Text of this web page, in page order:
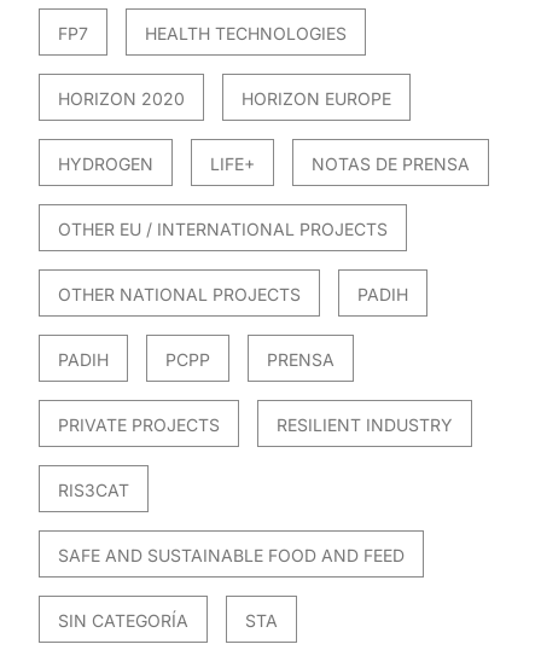
FP7 HEALTH TECHNOLOGIES
HORIZON 2020 HORIZON EUROPE
HYDROGEN LIFE+ NOTAS DE PRENSA
OTHER EU / INTERNATIONAL PROJECTS
OTHER NATIONAL PROJECTS PADIH
PADIH PCPP PRENSA
PRIVATE PROJECTS RESILIENT INDUSTRY
RIS3CAT
SAFE AND SUSTAINABLE FOOD AND FEED
SIN CATEGORÍA STA